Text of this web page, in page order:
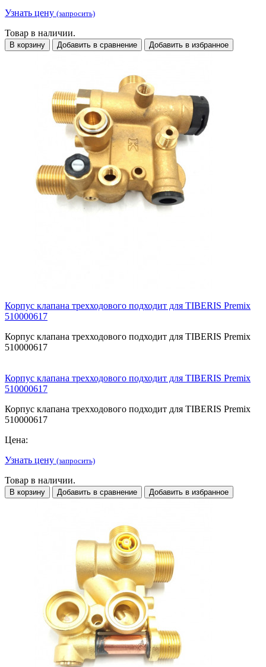
Узнать цену (запросить)
Товар в наличии.
В корзину Добавить в сравнение Добавить в избранное
Корпус клапана трехходового подходит для TIBERIS Premix
510000617
Корпус клапана трехходового подходит для TIBERIS Premix
510000617
Корпус клапана трехходового подходит для TIBERIS Premix
510000617
Корпус клапана трехходового подходит для TIBERIS Premix
510000617
Цена:
Узнать цену (запросить)
Товар в наличии.
В корзину Добавить в сравнение Добавить в избранное